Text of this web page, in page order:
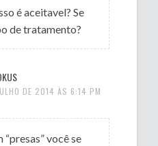
é aceitavel? Se
de tratamento?
DE 2014 ÀS 6:14 PM
“presas” você se